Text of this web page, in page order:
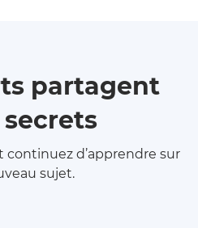
partagent
continuez d’apprendre sur
sujet.